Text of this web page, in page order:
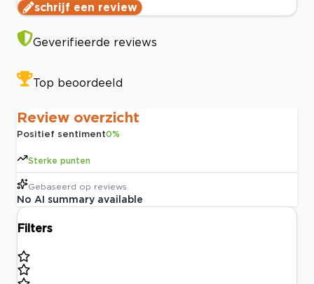
schrijf een review
Geverifieerde reviews
Top beoordeeld
Review overzicht
Positief sentiment0%
Sterke punten
Gebaseerd op reviews
No AI summary available
Filters